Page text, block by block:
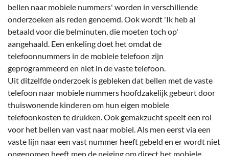
bellen naar mobiele nummers' worden in verschillende
onderzoeken als reden genoemd. Ook wordt 'Ik heb al
betaald voor die belminuten, die moeten toch op'
aangehaald. Een enkeling doet het omdat de
telefoonnummers in de mobiele telefoon zijn
geprogrammeerd en niet in de vaste telefoon.
Uit ditzelfde onderzoek is gebleken dat bellen met de vaste
telefoon naar mobiele nummers hoofdzakelijk gebeurt door
thuiswonende kinderen om hun eigen mobiele
telefoonkosten te drukken. Ook gemakzucht speelt een rol
voor het bellen van vast naar mobiel. Als men eerst via een
vaste lijn naar een vast nummer heeft gebeld en er wordt niet
opgenomen heeft men de neiging om direct het mobiele